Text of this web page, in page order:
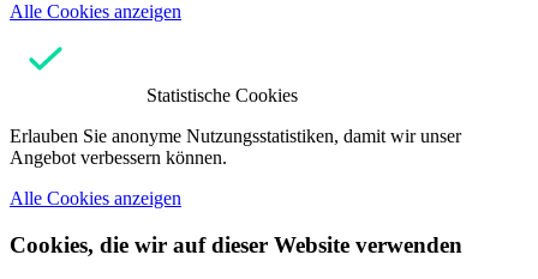
Alle Cookies anzeigen
Statistische Cookies
Erlauben Sie anonyme Nutzungsstatistiken, damit wir unser
Angebot verbessern können.
Alle Cookies anzeigen
Cookies, die wir auf dieser Website verwenden